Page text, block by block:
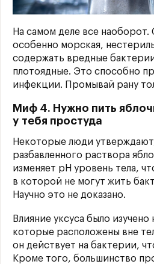
На самом деле все наоборот.
особенно морская,
содержать вредные
плотоядные. Это способно
инфекции. Промывай рану
Миф 4. Нужно пить
у тебя простуда
Некоторые люди
разбавленного раствора
изменяет рН уровень тела,
в которой не могут жить
Научно это не доказано.
Влияние уксуса было изучено
которые расположены вне
он действует на бактерии,
Кроме того, большинство